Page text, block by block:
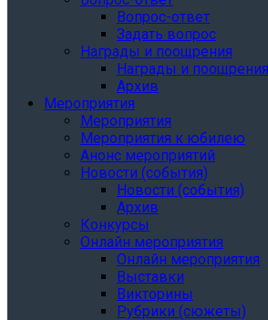
Вопрос-ответ
Задать вопрос
Награды и поощрения
Награды и поощрения
Архив
Мероприятия
Мероприятия
Мероприятия к юбилею
Анонс мероприятий
Новости (события)
Новости (события)
Архив
Конкурсы
Онлайн мероприятия
Онлайн мероприятия
Выставки
Викторины
Рубрики (сюжеты)